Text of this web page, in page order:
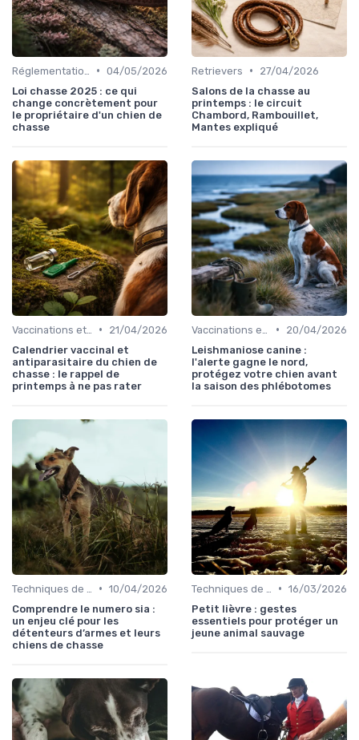
• 04/05/2026
Loi chasse 2025 : ce qui
change concrètement pour
le propriétaire d'un chien de
chasse
Retrievers •
27/04/2026
Salons de la chasse au
printemps : le circuit
Chambord, Rambouillet,
Mantes expliqué
•
21/04/2026
Calendrier vaccinal et
antiparasitaire du chien de
chasse : le rappel de
printemps à ne pas rater
•
20/04/2026
Leishmaniose canine :
l'alerte gagne le nord,
protégez votre chien avant
la saison des phlébotomes
• 10/04/2026
Comprendre le numero sia :
un enjeu clé pour les
détenteurs d’armes et leurs
chiens de chasse
• 16/03/2026
Petit lièvre : gestes
essentiels pour protéger un
jeune animal sauvage